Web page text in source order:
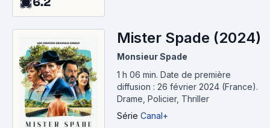
Mister Spade (2024)
Monsieur Spade
1 h 06 min. Date de première
diffusion : 26 février 2024 (France).
Drame, Policier, Thriller
Série Canal+